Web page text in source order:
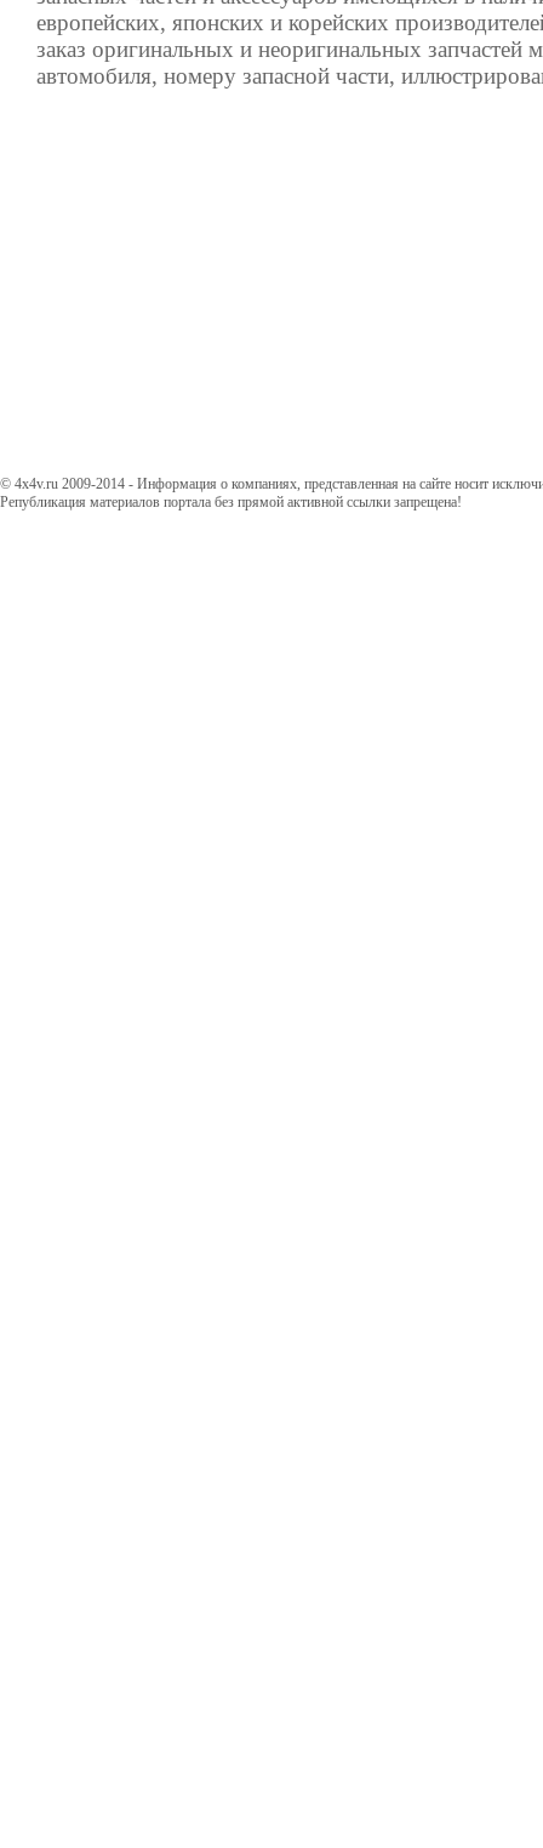
европейских, японских и корейских
заказ оригинальных и неоригинальных
автомобиля, номеру запасной части,
© 4x4v.ru 2009-2014 - Информация о компаниях, представленная на сайте носит
Републикация материалов портала без прямой активной ссылки запрещена!